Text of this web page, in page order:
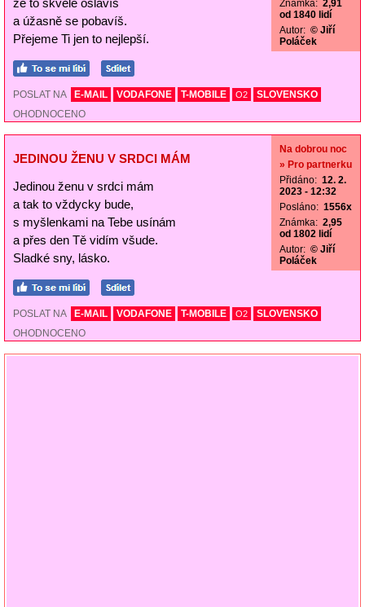
že to skvěle oslavíš
a úžasně se pobavíš.
Přejeme Ti jen to nejlepší.
Známka: 2,91
od 1840 lidí
Autor: © Jiří
Poláček
POSLAT NA E-MAIL VODAFONE T-MOBILE O2
SLOVENSKO
OHODNOCENO
JEDINOU ŽENU V SRDCI MÁM
Jedinou ženu v srdci mám
a tak to vždycky bude,
s myšlenkami na Tebe usínám
a přes den Tě vidím všude.
Sladké sny, lásko.
Na dobrou noc
» Pro partnerku
Přidáno: 12. 2.
2023 - 12:32
Posláno: 1556x
Známka: 2,95
od 1802 lidí
Autor: © Jiří
Poláček
POSLAT NA E-MAIL VODAFONE T-MOBILE O2
SLOVENSKO
OHODNOCENO